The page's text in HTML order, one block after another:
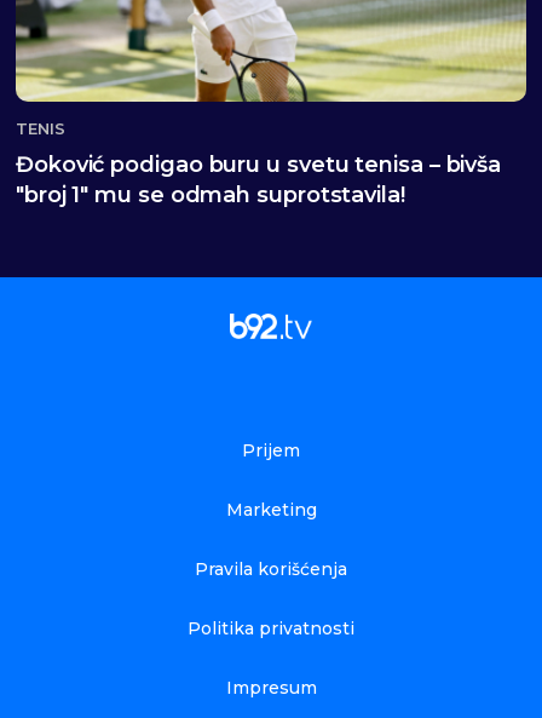
TENIS
Đoković podigao buru u svetu tenisa – bivša
"broj 1" mu se odmah suprotstavila!
Prijem
Marketing
Pravila korišćenja
Politika privatnosti
Impresum